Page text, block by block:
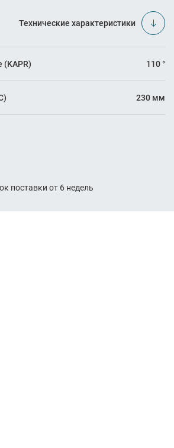
Технические характеристики
(KAPR) 110 °
230 мм
поставки от 6 недель